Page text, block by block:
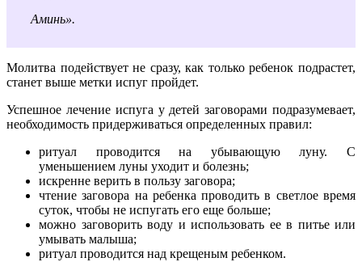
Аминь».
Молитва подействует не сразу, как только ребенок подрастет,
станет выше метки испуг пройдет.
Успешное лечение испуга у детей заговорами подразумевает,
необходимость придерживаться определенных правил:
ритуал проводится на убывающую луну. С
уменьшением луны уходит и болезнь;
искренне верить в пользу заговора;
чтение заговора на ребенка проводить в светлое время
суток, чтобы не испугать его еще больше;
можно заговорить воду и использовать ее в питье или
умывать малыша;
ритуал проводится над крещеным ребенком.